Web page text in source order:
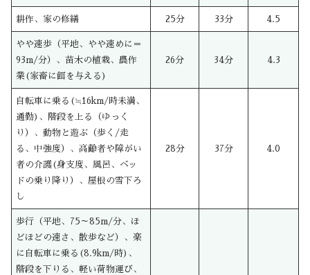
耕作、家の修繕 25分 33分 4.5
やや速歩（平地、やや速めに＝
93m/分）、苗木の植栽、農作
業(家畜に餌を与える)
26分 34分 4.3
自転車に乗る(≒16km/時未満、
通勤)、階段を上る（ゆっく
り）、動物と遊ぶ（歩く/走
る、中強度）、高齢者や障がい
者の介護(身支度、風呂、ベッ
ドの乗り降り）、屋根の雪下ろ
し
28分 37分 4.0
歩行（平地、75～85m/分、ほ
どほどの速さ、散歩など）、楽
に自転車に乗る(8.9km/時)、
階段を下りる、軽い荷物運び、